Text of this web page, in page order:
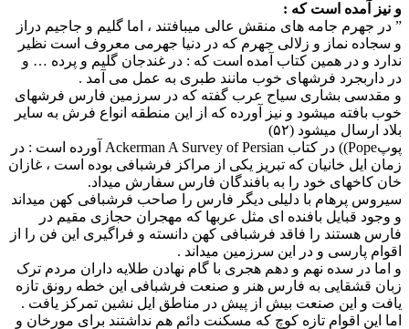
و نیز آمده است که :
” در جهرم جامه های منقش عالی میبافتند ، اما گلیم و جاجیم دراز
و سجاده نماز و زلالی جهرم که در دنیا جهرمی معروف است نظیر
ندارد و در همین کتاب آمده است که : در غندجان گلیم و پرده … و
در داربجرد فرشهای خوب مانند طبری به عمل می آمد .
و مقدسی بشاری سیاح عرب گفته که در سرزمین فارس فرشهای
خوب بافته میشود و نیز آورده که از این منطقه انواع فرش به سایر
بلاد ارسال میشود (۵۲)
پوپPope)) در کتاب Ackerman A Survey of Persian آورده است : در
زمان ایل خانیان که تبریز یکی از مراکز فرشبافی بوده است ، غازان
خان کاخهای خود را به بافندگان فارس سفارش میداد.
سیروس پرهام با دلیلی دیگر فارس را صاحب فرشبافی کهن میداند
و وجود قبایل بافنده ای مثل عربها که مهجران حجازی مقیم در
فارس هستند را فاقد فرشبافی کهن دانسته و فراگیری این فن را از
اقوام پارسی و در این سرزمین میداند .
و اما در سده نهم و دهم هجری با گام نهادن طلایه داران مردم ترک
زبان قشقایی به فارس هنر و صنعت فرشبافی این خطه رونق تازه
یافت و این صنعت بیش از پیش در مناطق ایل نشین تمرکز یافت .
اما این اقوام تازه کوچ که مسکنت دائم هم نداشتند برای مورخان و